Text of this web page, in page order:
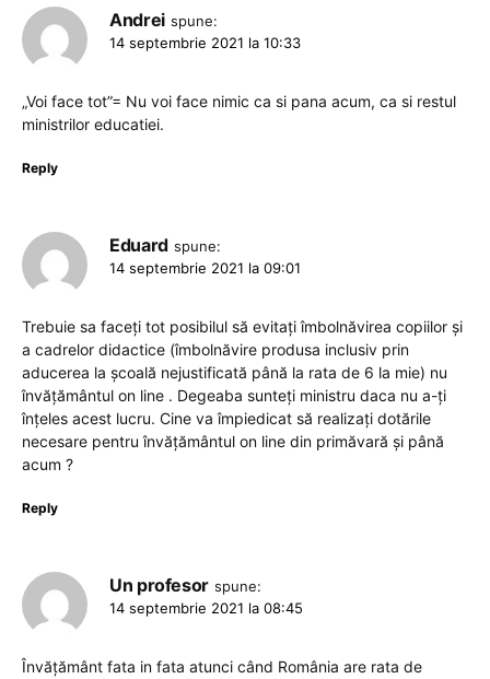
Andrei spune:
14 septembrie 2021 la 10:33
„Voi face tot”= Nu voi face nimic ca si pana acum, ca si restul
ministrilor educatiei.
Reply
Eduard spune:
14 septembrie 2021 la 09:01
Trebuie sa faceți tot posibilul să evitați îmbolnăvirea copiilor și
a cadrelor didactice (îmbolnăvire produsa inclusiv prin
aducerea la școală nejustificată până la rata de 6 la mie) nu
învățământul on line . Degeaba sunteți ministru daca nu a-ți
înțeles acest lucru. Cine va împiedicat să realizați dotările
necesare pentru învățământul on line din primăvară și până
acum ?
Reply
Un profesor spune:
14 septembrie 2021 la 08:45
Învățământ fata in fata atunci când România are rata de